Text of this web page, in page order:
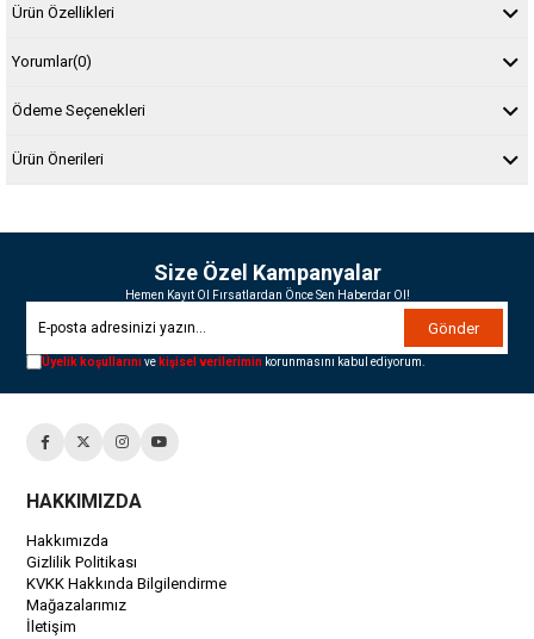
Ürün Özellikleri
Yorumlar(0)
Ödeme Seçenekleri
Ürün Önerileri
Size Özel Kampanyalar
Hemen Kayıt Ol Fırsatlardan Önce Sen Haberdar Ol!
Gönder
Üyelik koşullarınıve kişisel verilerimin korunmasını kabul ediyorum.
HAKKIMIZDA
Hakkımızda
Gizlilik Politikası
KVKK Hakkında Bilgilendirme
Mağazalarımız
İletişim